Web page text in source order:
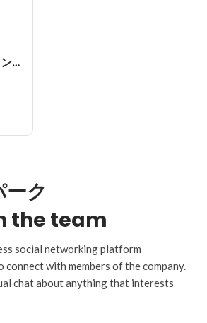
Wantedly運用メンバー
ク
the team
social networking platform
connect with members of the company.
chat about anything that interests